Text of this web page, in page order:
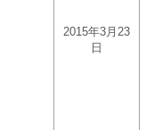
2015年3月23
日